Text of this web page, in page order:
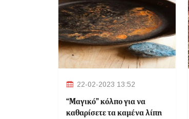
22-02-2023 13:52
“Μαγικό” κόλπο για να
καθαρίσετε τα καμένα λίπη